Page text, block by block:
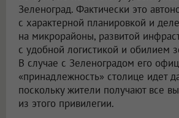
Зеленоград. Фактически это
с характерной планировкой и
на микрорайоны, развитой
с удобной логистикой и обилием
В случае с Зеленоградом его
«принадлежность» столице идет
поскольку жители получают все
из этого привилегии.